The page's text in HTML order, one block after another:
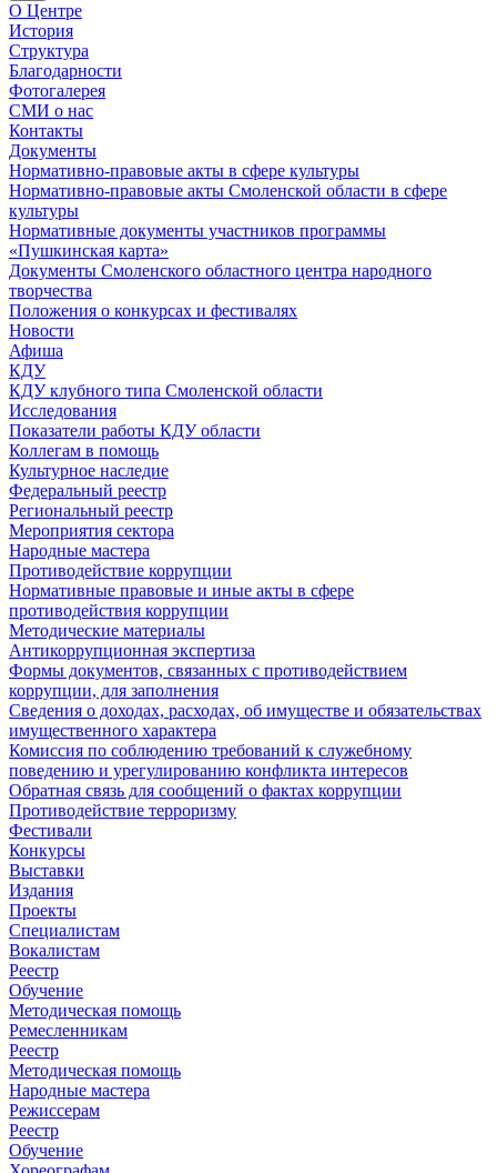
О Центре
История
Структура
Благодарности
Фотогалерея
СМИ о нас
Контакты
Документы
Нормативно-правовые акты в сфере культуры
Нормативно-правовые акты Смоленской области в сфере
культуры
Нормативные документы участников программы
«Пушкинская карта»
Документы Смоленского областного центра народного
творчества
Положения о конкурсах и фестивалях
Новости
Афиша
КДУ
КДУ клубного типа Смоленской области
Исследования
Показатели работы КДУ области
Коллегам в помощь
Культурное наследие
Федеральный реестр
Региональный реестр
Мероприятия сектора
Народные мастера
Противодействие коррупции
Нормативные правовые и иные акты в сфере
противодействия коррупции
Методические материалы
Антикоррупционная экспертиза
Формы документов, связанных с противодействием
коррупции, для заполнения
Сведения о доходах, расходах, об имуществе и обязательствах
имущественного характера
Комиссия по соблюдению требований к служебному
поведению и урегулированию конфликта интересов
Обратная связь для сообщений о фактах коррупции
Противодействие терроризму
Фестивали
Конкурсы
Выставки
Издания
Проекты
Специалистам
Вокалистам
Реестр
Обучение
Методическая помощь
Ремесленникам
Реестр
Методическая помощь
Народные мастера
Режиссерам
Реестр
Обучение